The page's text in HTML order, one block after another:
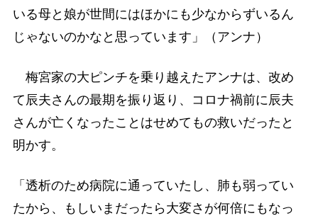
いる母と娘が世間にはほかにも少なからずいるん
じゃないのかなと思っています」（アンナ）
梅宮家の大ピンチを乗り越えたアンナは、改め
て辰夫さんの最期を振り返り、コロナ禍前に辰夫
さんが亡くなったことはせめてもの救いだったと
明かす。
「透析のため病院に通っていたし、肺も弱ってい
たから、もしいまだったら大変さが何倍にもなっ